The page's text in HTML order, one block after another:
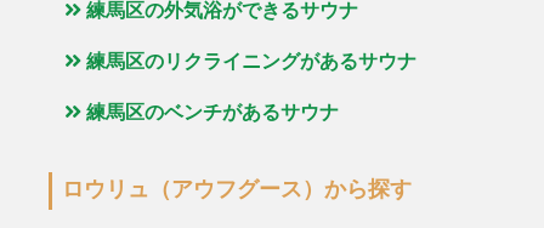
練馬区の外気浴ができるサウナ
練馬区のリクライニングがあるサウナ
練馬区のベンチがあるサウナ
ロウリュ（アウフグース）から探す